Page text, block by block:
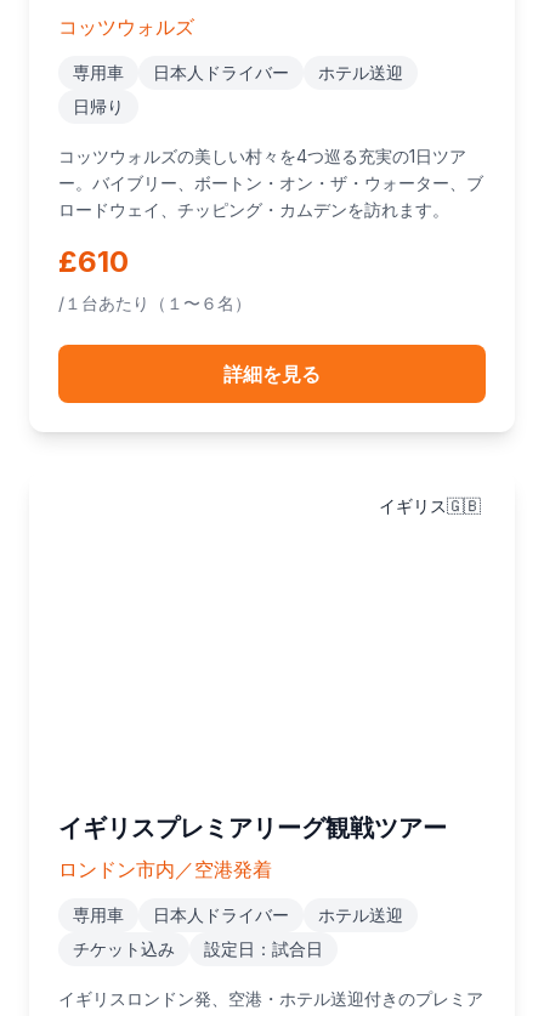
コッツウォルズ
専用車 日本人ドライバー
ホテル送迎
日帰り
コッツウォルズの美しい村々を4つ巡る充実の1日ツア
ー。バイブリー、ボートン・オン・ザ・ウォーター、ブ
ロードウェイ、チッピング・カムデンを訪れます。
£610
/１台あたり（１〜６名）
詳細を見る
イギリス🇬🇧
イギリスプレミアリーグ観戦ツアー
ロンドン市内／空港発着
専用車 日本人ドライバー
ホテル送迎
チケット込み
設定日：試合日
イギリスロンドン発、空港・ホテル送迎付きのプレミア